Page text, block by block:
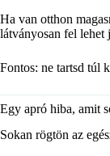
Ha van otthon
látványosan fel lehet
Fontos: ne tartsd túl
Egy apró hiba, amit
Sokan rögtön az